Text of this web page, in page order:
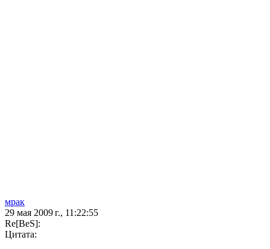
мрак
29 мая 2009 г., 11:22:55
Re[BeS]:
Цитата: